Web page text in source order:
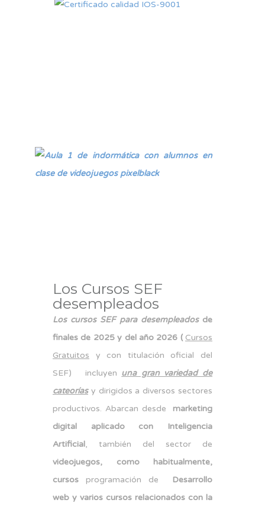
Los Cursos SEF
desempleados
Los cursos SEF para desempleadosde
finales de 2025 y del año 2026 ( Cursos
Gratuitos y con titulación oficial del
SEF) incluyen una gran variedad de
cateoríasy dirigidos a diversos sectores
productivos. Abarcan desde marketing
digital aplicado con Inteligencia
Artificial, también del sector de
videojuegos, como habitualmente,
cursos programación de
Desarrollo
web y varios cursos relacionados con la